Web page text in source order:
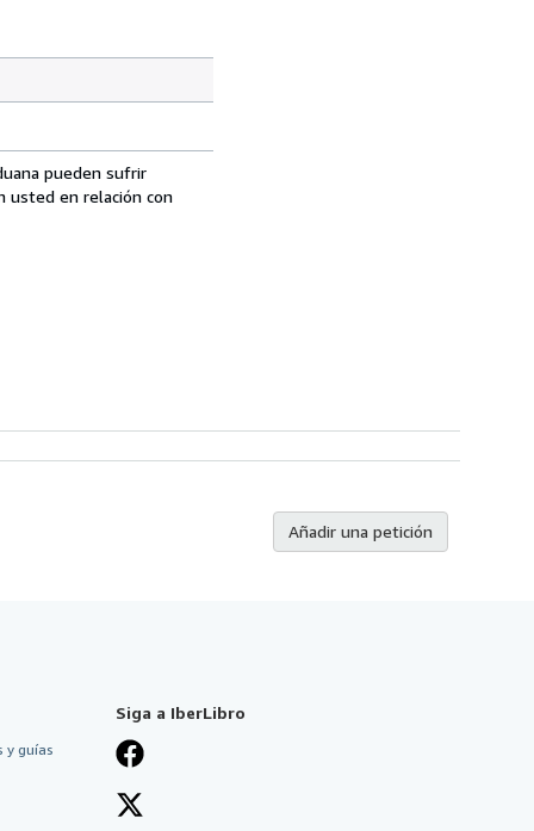
pueden sufrir
usted en relación con
Añadir una petición
y guías
Siga a IberLibro